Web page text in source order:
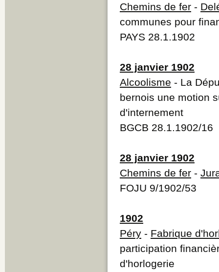
Chemins de fer -
communes pour
PAYS 28.1.1902
28 janvier 1902
Alcoolisme - La
bernois une motion
d'internement
BGCB 28.1.1902/16
28 janvier 1902
Chemins de fer -
FOJU 9/1902/53
1902
Péry - Fabrique
participation
d'horlogerie